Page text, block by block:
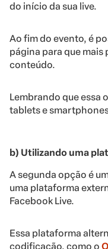
do início da sua live.
Ao fim do evento, é
página para que mais
conteúdo.
Lembrando que essa
tablets e
b) Utilizando uma
A segunda opção é
uma plataforma
Facebook Live.
Essa plataforma
codificação, como o